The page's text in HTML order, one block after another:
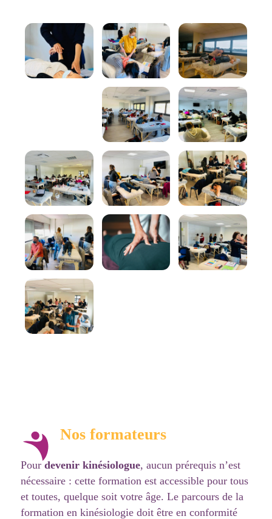
Nos formateurs
Pourdevenir kinésiologue, aucun prérequis n’est
nécessaire : cette formation est accessible pour tous
et toutes, quelque soit votre âge. Le parcours de la
formation en kinésiologie doit être en conformité